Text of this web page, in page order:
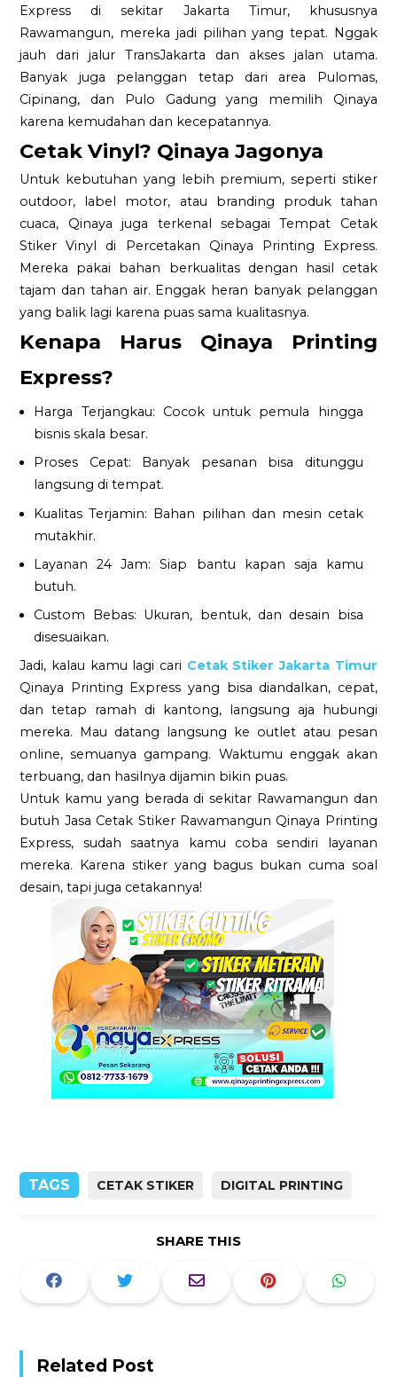
Express di sekitar Jakarta Timur, khususnya
Rawamangun, mereka jadi pilihan yang tepat. Nggak
jauh dari jalur TransJakarta dan akses jalan utama.
Banyak juga pelanggan tetap dari area Pulomas,
Cipinang, dan Pulo Gadung yang memilih Qinaya
karena kemudahan dan kecepatannya.
Cetak Vinyl? Qinaya Jagonya
Untuk kebutuhan yang lebih premium, seperti stiker
outdoor, label motor, atau branding produk tahan
cuaca, Qinaya juga terkenal sebagai Tempat Cetak
Stiker Vinyl di Percetakan Qinaya Printing Express.
Mereka pakai bahan berkualitas dengan hasil cetak
tajam dan tahan air. Enggak heran banyak pelanggan
yang balik lagi karena puas sama kualitasnya.
Kenapa Harus Qinaya Printing
Express?
Harga Terjangkau: Cocok untuk pemula hingga
bisnis skala besar.
Proses Cepat: Banyak pesanan bisa ditunggu
langsung di tempat.
Kualitas Terjamin: Bahan pilihan dan mesin cetak
mutakhir.
Layanan 24 Jam: Siap bantu kapan saja kamu
butuh.
Custom Bebas: Ukuran, bentuk, dan desain bisa
disesuaikan.
Jadi, kalau kamu lagi cari Cetak Stiker Jakarta Timur
Qinaya Printing Express yang bisa diandalkan, cepat,
dan tetap ramah di kantong, langsung aja hubungi
mereka. Mau datang langsung ke outlet atau pesan
online, semuanya gampang. Waktumu enggak akan
terbuang, dan hasilnya dijamin bikin puas.
Untuk kamu yang berada di sekitar Rawamangun dan
butuh Jasa Cetak Stiker Rawamangun Qinaya Printing
Express, sudah saatnya kamu coba sendiri layanan
mereka. Karena stiker yang bagus bukan cuma soal
desain, tapi juga cetakannya!
TAGS CETAK STIKER DIGITAL PRINTING
SHARE THIS
Related Post